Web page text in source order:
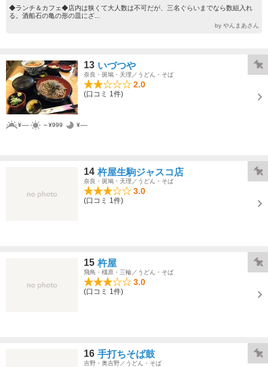
◆ランチ＆カフェ◆店内は狭くて大人数は不可だが、三名ぐらいまでなら数組入れ
る。酒船石の亀の形の皿にざ...
by やんまあさん
13 いづつや
奈良・斑鳩・天理／うどん・そば
2.0
(口コミ 1件)
¥---- ～¥999 ¥----
14 杵屋生駒ジャスコ店
奈良・斑鳩・天理／うどん・そば
3.0
(口コミ 1件)
15 杵屋
飛鳥・橿原・三輪／うどん・そば
3.0
(口コミ 1件)
16 手打ちそば鼓
吉野・奥吉野／うどん・そば